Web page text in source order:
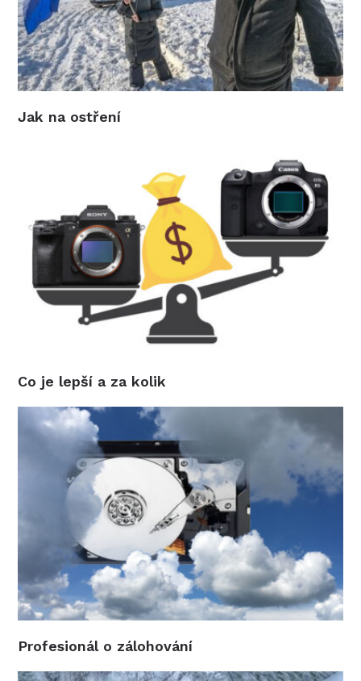
Jak na ostření
Co je lepší a za kolik
Profesionál o zálohování